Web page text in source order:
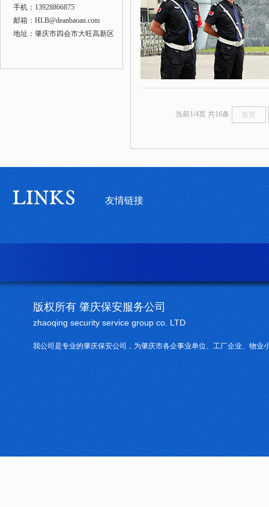
手机：13928866875
邮箱：HLB@deanbaoan.com
地址：肇庆市四会市大旺高新区
当前1/4页 共16条 首页
友情链接
版权所有 肇庆保安服务公司
zhaoqing security service group co. LTD
我公司是专业的肇庆保安公司，为肇庆市各企事业单位、工厂企业、物业